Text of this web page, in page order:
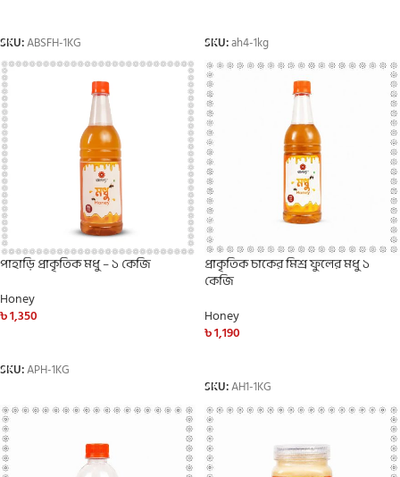
SKU:ABSFH-1KG SKU:ah4-1kg
পাহাড়ি প্রাকৃতিক মধু – ১ কেজি
Honey
৳1,350
SKU:APH-1KG
প্রাকৃতিক চাকের মিশ্র ফুলের মধু ১
কেজি
Honey
৳1,190
SKU:AH1-1KG